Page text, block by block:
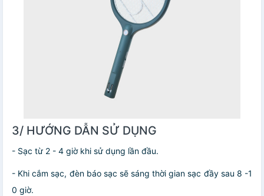
3/ HƯỚNG DẪN SỬ DỤNG
- Sạc từ 2 - 4 giờ khi sử dụng lần đầu.
- Khi cắm sạc, đèn báo sạc sẽ sáng thời gian sạc đầy sau 8 -1
0 giờ.